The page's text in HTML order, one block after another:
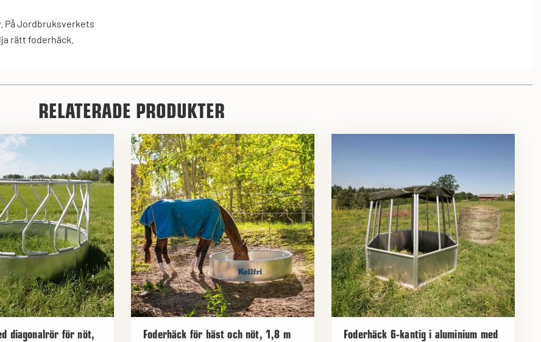
På Jordbruksverkets
rätt foderhäck.
RELATERADE PRODUKTER
diagonalrör för nöt,
Foderhäck för häst och nöt, 1,8 m
Foderhäck 6-kantig i aluminium med